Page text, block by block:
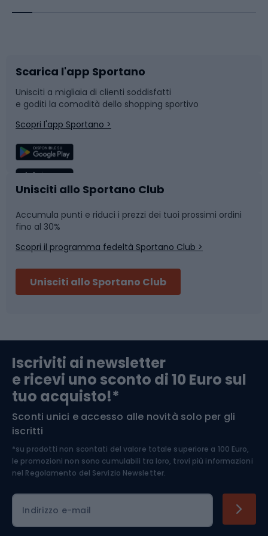
Bushcraft
Corsa
Sport di squadra
Caschi da ciclismo
Skitouring
Abbigliamento da escursionismo
Slitte e slittini
Snowboard
Camminata nordica
Nuoto
Pattinaggio
Componenti per biciclette
Arrampicata
Medicina dello sport
Abbigliamento ciclistico
Scarica l'app Sportano
Unisciti a migliaia di clienti soddisfatti
e goditi la comodità dello shopping sportivo
Scopri l'app Sportano >
Unisciti allo Sportano Club
Accumula punti e riduci i prezzi dei tuoi prossimi ordini
fino al 30%
Scopri il programma fedeltà Sportano Club >
Unisciti allo Sportano Club
Iscriviti ai newsletter
e ricevi uno sconto di 10 Euro sul
tuo acquisto!*
Sconti unici e accesso alle novità solo per gli
iscritti
*su prodotti non scontati del valore totale superiore a 100 Euro,
le promozioni non sono cumulabili tra loro, trovi più informazioni
nel Regolamento del Servizio Newsletter.
Indirizzo e-mail